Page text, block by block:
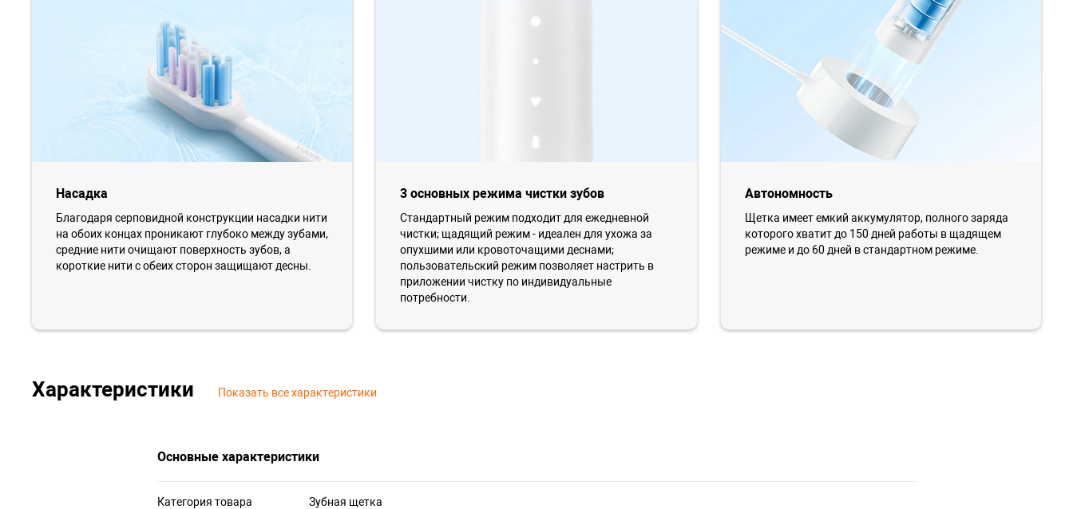
Насадка
Благодаря серповидной конструкции насадки нити
на обоих концах проникают глубоко между зубами,
средние нити очищают поверхность зубов, а
короткие нити с обеих сторон защищают десны.
3 основных режима чистки зубов
Стандартный режим подходит для ежедневной
чистки; щадящий режим - идеален для ухожа за
опухшими или кровоточащими деснами;
пользовательский режим позволяет настрить в
приложении чистку по индивидуальные
потребности.
Автономность
Щетка имеет емкий аккумулятор, полного заряда
которого хватит до 150 дней работы в щадящем
режиме и до 60 дней в стандартном режиме.
Характеристики Показать все характеристики
Основные характеристики
Категория товара Зубная щетка